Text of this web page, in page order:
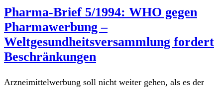
Pharma-Brief 5/1994: WHO gegen
Pharmawerbung –
Weltgesundheitsversammlung fordert
Beschränkungen
Arzneimittelwerbung soll nicht weiter gehen, als es der